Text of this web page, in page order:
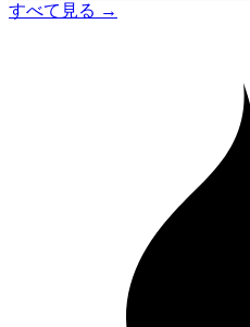
すべて見る →